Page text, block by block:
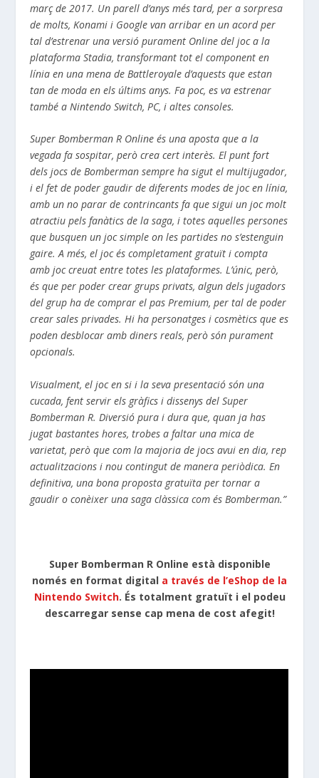
març de 2017. Un parell d’anys més tard, per a sorpresa
de molts,Konami i Google van arribar en un acord per
tal d’estrenar una versió purament Online del joc a la
plataformaStadia,transformant tot el component en
línia en una mena deBattleroyale d’aquests que estan
tan de moda en els últims anys. Fa poc, es va estrenar
també a Nintendo Switch, PC, i altes consoles.
Super Bomberman R Online és una aposta que a la
vegada fa sospitar, però crea cert interès. El punt fort
dels jocs deBomberman sempre ha sigut el multijugador,
i el fet de poder gaudir de diferents modes de joc en línia,
amb un no parar de contrincants fa que sigui un joc molt
atractiu pels fanàtics de la saga, i totes aquelles persones
que busquen un joc simple on les partides no s’estenguin
gaire. A més, el joc és completament gratuït i compta
amb joc creuat entre totes les plataformes. L’únic, però,
és que per poder crear grups privats, algun dels jugadors
del grup ha de comprar el pasPremium, per tal de poder
crear sales privades. Hi ha personatges i cosmètics que es
poden desblocar amb diners reals, però són purament
opcionals.
Visualment, el joc en si i la seva presentació són una
cucada, fent servir els gràfics i dissenys delSuper
Bomberman R. Diversiópura i dura que, quan ja has
jugatbastantes hores, trobes a faltar una mica de
varietat, però que com la majoria de jocs avui en dia, rep
actualitzacions i nou contingut de manera periòdica. En
definitiva, una bona proposta gratuïta per tornar a
gaudir o conèixer una saga clàssica com ésBomberman.”
Super Bomberman R Online està disponible
només en format digital a través de l’eShop de la
Nintendo Switch. És totalment gratuït i el podeu
descarregar sense cap mena de cost afegit!